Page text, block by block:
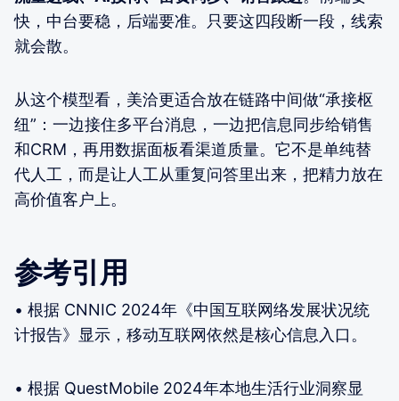
快，中台要稳，后端要准。只要这四段断一段，线索
就会散。
从这个模型看，美洽更适合放在链路中间做“承接枢
纽”：一边接住多平台消息，一边把信息同步给销售
和CRM，再用数据面板看渠道质量。它不是单纯替
代人工，而是让人工从重复问答里出来，把精力放在
高价值客户上。
参考引用
• 根据 CNNIC 2024年《中国互联网络发展状况统
计报告》显示，移动互联网依然是核心信息入口。
• 根据 QuestMobile 2024年本地生活行业洞察显